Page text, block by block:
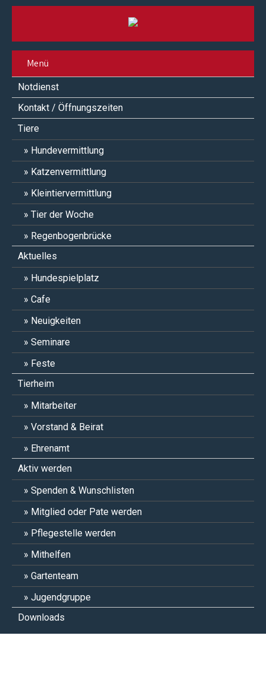
Menü
Notdienst
Kontakt / Öffnungszeiten
Tiere
Hundevermittlung
Katzenvermittlung
Kleintiervermittlung
Tier der Woche
Regenbogenbrücke
Aktuelles
Hundespielplatz
Cafe
Neuigkeiten
Seminare
Feste
Tierheim
Mitarbeiter
Vorstand & Beirat
Ehrenamt
Aktiv werden
Spenden & Wunschlisten
Mitglied oder Pate werden
Pflegestelle werden
Mithelfen
Gartenteam
Jugendgruppe
Downloads